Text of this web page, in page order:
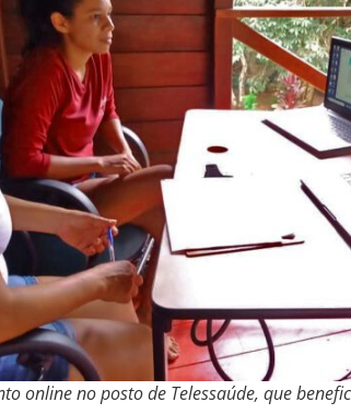
online no posto de Telessaúde, que